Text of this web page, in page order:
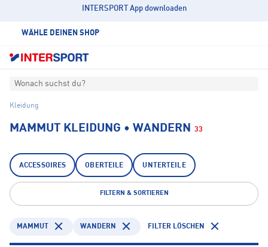
INTERSPORT App downloaden
WÄHLE DEINEN SHOP
Wonach suchst du?
Kleidung
MAMMUT KLEIDUNG • WANDERN 33
ACCESSOIRES OBERTEILE UNTERTEILE
FILTERN & SORTIEREN
MAMMUT WANDERN FILTER LÖSCHEN